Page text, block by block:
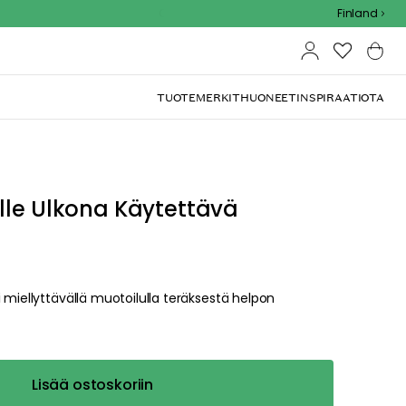
Finland
TUOTEMERKITHUONEETINSPIRAATIOTA
Ulkona Käytettävä
muotoilulla teräksestä helpon
Lisää ostoskoriin
and